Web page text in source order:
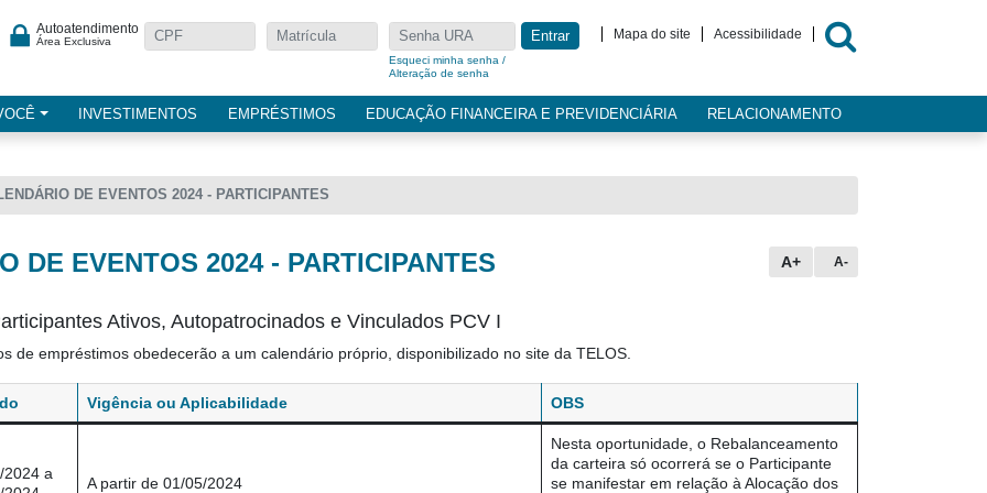
Autoatendimento
Área Exclusiva
Esqueci minha senha /
Alteração de senha
Entrar Mapa do site Acessibilidade
INVESTIMENTOS EMPRÉSTIMOS EDUCAÇÃO FINANCEIRA E PREVIDENCIÁRIA RELACIONAMENTO
DE EVENTOS 2024 - PARTICIPANTES
DE EVENTOS 2024 - PARTICIPANTES A+ A-
Ativos, Autopatrocinados e Vinculados PCV I
de empréstimos obedecerão a um calendário próprio, disponibilizado no site da TELOS.
Vigência ou Aplicabilidade OBS
2024 a
A partir de 01/05/2024
Nesta oportunidade, o Rebalanceamento
da carteira só ocorrerá se o Participante
se manifestar em relação à Alocação dos